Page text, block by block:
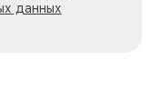
данных